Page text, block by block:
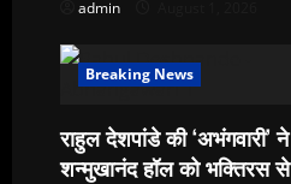
admin
Breaking News
राहुल देशपांडे की ‘अभंगवारी’ ने
शन्मुखानंद हॉल को भक्तिरस से